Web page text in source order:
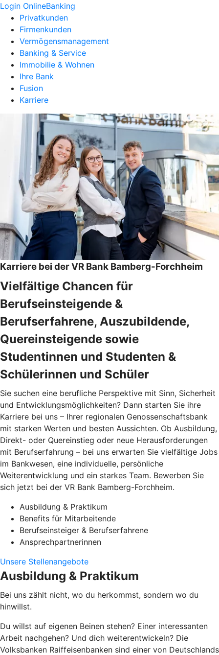
Login OnlineBanking
Privatkunden
Firmenkunden
Vermögensmanagement
Banking & Service
Immobilie & Wohnen
Ihre Bank
Fusion
Karriere
Karriere bei der VR Bank Bamberg-Forchheim
Vielfältige Chancen für
Berufseinsteigende &
Berufserfahrene, Auszubildende,
Quereinsteigende sowie
Studentinnen und Studenten &
Schülerinnen und Schüler
Sie suchen eine berufliche Perspektive mit Sinn, Sicherheit
und Entwicklungsmöglichkeiten? Dann starten Sie ihre
Karriere bei uns – Ihrer regionalen Genossenschaftsbank
mit starken Werten und besten Aussichten. Ob Ausbildung,
Direkt- oder Quereinstieg oder neue Herausforderungen
mit Berufserfahrung – bei uns erwarten Sie vielfältige Jobs
im Bankwesen, eine individuelle, persönliche
Weiterentwicklung und ein starkes Team. Bewerben Sie
sich jetzt bei der VR Bank Bamberg-Forchheim.
Ausbildung & Praktikum
Benefits für Mitarbeitende
Berufseinsteiger & Berufserfahrene
Ansprechpartnerinnen
Unsere Stellenangebote
Ausbildung & Praktikum
Bei uns zählt nicht, wo du herkommst, sondern wo du
hinwillst.
Du willst auf eigenen Beinen stehen? Einer interessanten
Arbeit nachgehen? Und dich weiterentwickeln? Die
Volksbanken Raiffeisenbanken sind einer von Deutschlands